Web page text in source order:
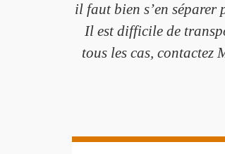
il faut bien s’en séparer
Il est difficile de
tous les cas, contactez